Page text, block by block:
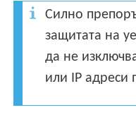
Силно
защитата на
да не
или IP адреси